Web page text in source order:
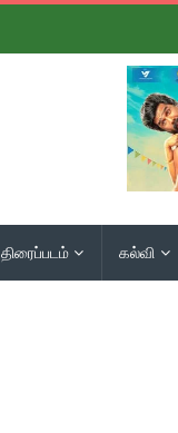
திரைப்படம் கல்வி